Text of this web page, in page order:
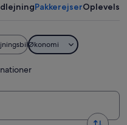
Pakkerejser
Økonomi